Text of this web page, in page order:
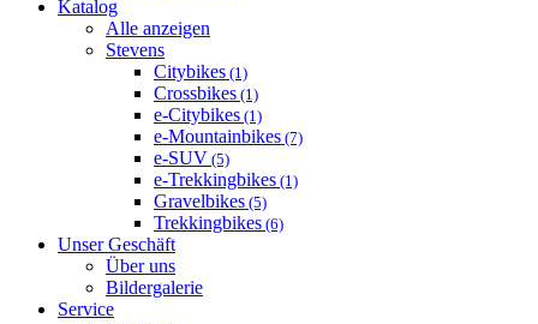
Katalog
Alle anzeigen
Stevens
Citybikes (1)
Crossbikes (1)
e-Citybikes (1)
e-Mountainbikes (7)
e-SUV (5)
e-Trekkingbikes (1)
Gravelbikes (5)
Trekkingbikes (6)
Unser Geschäft
Über uns
Bildergalerie
Service